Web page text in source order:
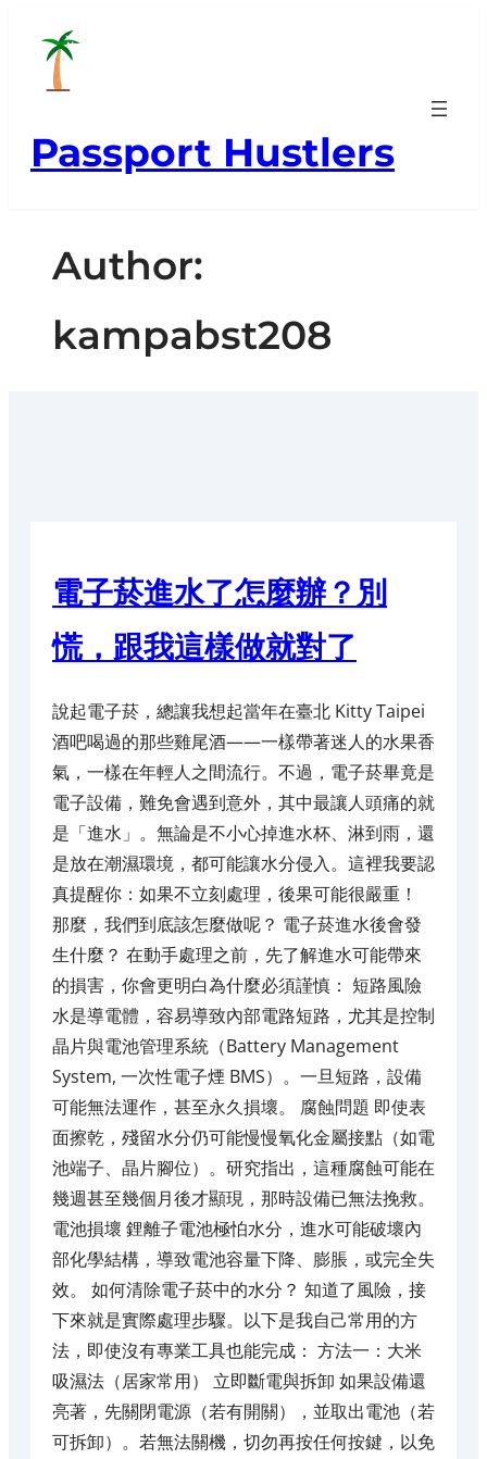
content
Passport Hustlers
Author:
kampabst208
電子菸進水了怎麼辦？別
慌，跟我這樣做就對了
說起電子菸，總讓我想起當年在臺北 Kitty Taipei
酒吧喝過的那些雞尾酒——一樣帶著迷人的水果香
氣，一樣在年輕人之間流行。不過，電子菸畢竟是
電子設備，難免會遇到意外，其中最讓人頭痛的就
是「進水」。無論是不小心掉進水杯、淋到雨，還
是放在潮濕環境，都可能讓水分侵入。這裡我要認
真提醒你：如果不立刻處理，後果可能很嚴重！
那麼，我們到底該怎麼做呢？ 電子菸進水後會發
生什麼？ 在動手處理之前，先了解進水可能帶來
的損害，你會更明白為什麼必須謹慎： 短路風險
水是導電體，容易導致內部電路短路，尤其是控制
晶片與電池管理系統（Battery Management
System, 一次性電子煙 BMS）。一旦短路，設備
可能無法運作，甚至永久損壞。 腐蝕問題 即使表
面擦乾，殘留水分仍可能慢慢氧化金屬接點（如電
池端子、晶片腳位）。研究指出，這種腐蝕可能在
幾週甚至幾個月後才顯現，那時設備已無法挽救。
電池損壞 鋰離子電池極怕水分，進水可能破壞內
部化學結構，導致電池容量下降、膨脹，或完全失
效。 如何清除電子菸中的水分？ 知道了風險，接
下來就是實際處理步驟。以下是我自己常用的方
法，即使沒有專業工具也能完成： 方法一：大米
吸濕法（居家常用） 立即斷電與拆卸 如果設備還
亮著，先關閉電源（若有開關），並取出電池（若
可拆卸）。若無法關機，切勿再按任何按鍵，以免